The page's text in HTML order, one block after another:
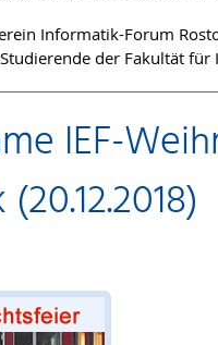
Informatik-Forum
der Fakultät
IEF-